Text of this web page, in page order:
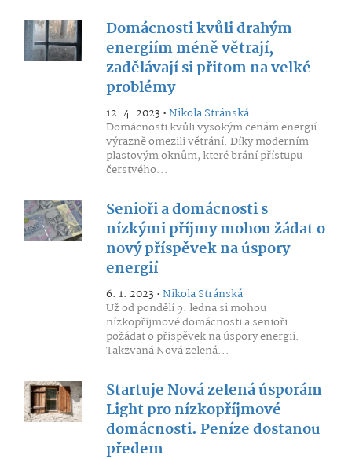
Domácnosti kvůli drahým
energiím méně větrají,
zadělávají si přitom na velké
problémy
12. 4. 2023 •Nikola Stránská
Domácnosti kvůli vysokým cenám energií
výrazně omezili větrání. Díky moderním
plastovým oknům, které brání přístupu
čerstvého...
Senioři a domácnosti s
nízkými příjmy mohou žádat o
nový příspěvek na úspory
energií
6. 1. 2023 •Nikola Stránská
Už od pondělí 9. ledna si mohou
nízkopříjmové domácnosti a senioři
požádat o příspěvek na úspory energií.
Takzvaná Nová zelená...
Startuje Nová zelená úsporám
Light pro nízkopříjmové
domácnosti. Peníze dostanou
předem